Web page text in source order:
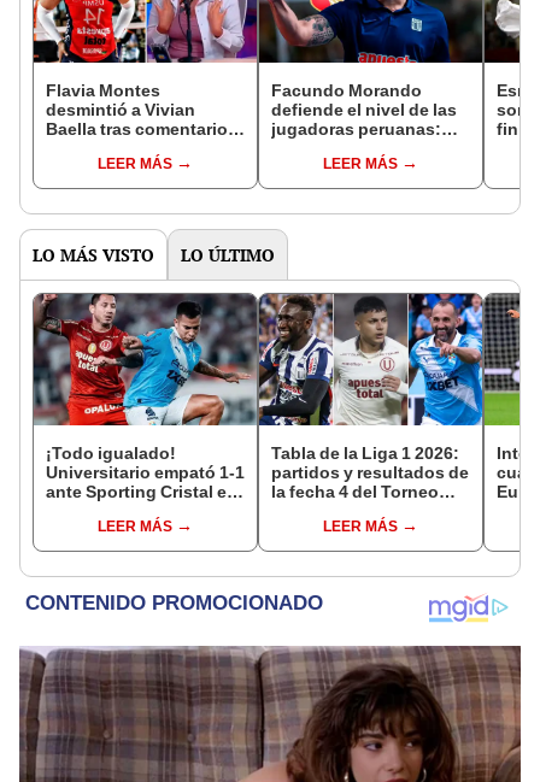
Flavia Montes
desmintió a Vivian
Baella tras comentarios
incorporación a Alianza
Lima: "No permitiré que
LEER MÁS
Facundo Morando
defiende el nivel de las
jugadoras peruanas:
dicen que no entrenan o
no son disciplinadas"
LEER MÁS
fin
LO MÁS VISTO LO ÚLTIMO
¡Todo igualado!
Universitario empató 1-1
ante Sporting Cristal en
por el Torneo Clausura
de la Liga 1 2026
LEER MÁS
Tabla de la Liga 1 2026:
partidos y resultados de
la fecha 4 del Torneo
del Acumulado
LEER MÁS
Inter